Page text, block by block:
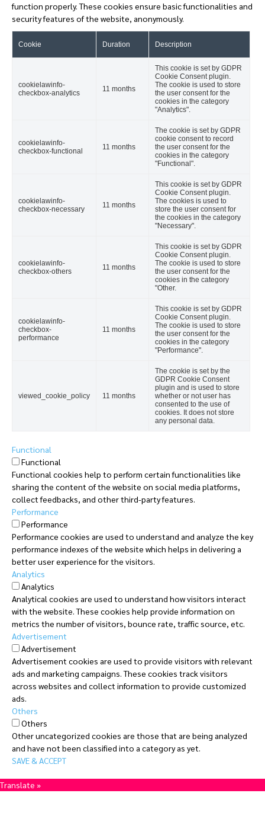
function properly. These cookies ensure basic functionalities and
security features of the website, anonymously.
Cookie Duration Description
cookielawinfo-
checkbox-analytics
11 months
This cookie is set by GDPR
Cookie Consent plugin.
The cookie is used to store
the user consent for the
cookies in the category
"Analytics".
cookielawinfo-
checkbox-functional
11 months
The cookie is set by GDPR
cookie consent to record
the user consent for the
cookies in the category
"Functional".
cookielawinfo-
checkbox-necessary
11 months
This cookie is set by GDPR
Cookie Consent plugin.
The cookies is used to
store the user consent for
the cookies in the category
"Necessary".
cookielawinfo-
checkbox-others
11 months
This cookie is set by GDPR
Cookie Consent plugin.
The cookie is used to store
the user consent for the
cookies in the category
"Other.
cookielawinfo-
checkbox-
performance
11 months
This cookie is set by GDPR
Cookie Consent plugin.
The cookie is used to store
the user consent for the
cookies in the category
"Performance".
viewed_cookie_policy 11 months
The cookie is set by the
GDPR Cookie Consent
plugin and is used to store
whether or not user has
consented to the use of
cookies. It does not store
any personal data.
Functional
Functional
Functional cookies help to perform certain functionalities like
sharing the content of the website on social media platforms,
collect feedbacks, and other third-party features.
Performance
Performance
Performance cookies are used to understand and analyze the key
performance indexes of the website which helps in delivering a
better user experience for the visitors.
Analytics
Analytics
Analytical cookies are used to understand how visitors interact
with the website. These cookies help provide information on
metrics the number of visitors, bounce rate, traffic source, etc.
Advertisement
Advertisement
Advertisement cookies are used to provide visitors with relevant
ads and marketing campaigns. These cookies track visitors
across websites and collect information to provide customized
ads.
Others
Others
Other uncategorized cookies are those that are being analyzed
and have not been classified into a category as yet.
SAVE & ACCEPT
Translate »